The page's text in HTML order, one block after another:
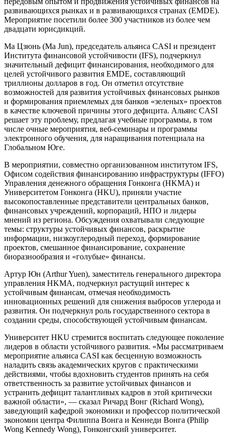
развивающихся рынках и в развивающихся странах (EMDE).
Мероприятие посетили более 300 участников из более чем
двадцати юрисдикций.
Ма Цзюнь (Ma Jun), председатель альянса CASI и президент
Института финансовой устойчивости (IFS), подчеркнул
значительный дефицит финансирования, необходимого для
целей устойчивого развития EMDE, составляющий
триллионы долларов в год. Он отметил отсутствие
возможностей для развития устойчивых финансовых рынков
и формирования приемлемых для банков «зеленых» проектов
в качестве ключевой причины этого дефицита. Альянс CASI
решает эту проблему, предлагая учебные программы, в том
числе очные мероприятия, веб-семинары и программы
электронного обучения, для наращивания потенциала на
Глобальном Юге.
В мероприятии, совместно организованном институтом IFS,
Офисом содействия финансированию инфраструктуры (IFFO)
Управления денежного обращения Гонконга (HKMA) и
Университетом Гонконга (HKU), приняли участие
высокопоставленные представители центральных банков,
финансовых учреждений, корпораций, НПО и лидеры
мнений из региона. Обсуждения охватывали следующие
темы: структуры устойчивых финансов, раскрытие
информации, низкоуглеродный переход, формирование
проектов, смешанное финансирование, сохранение
биоразнообразия и «голубые» финансы.
Артур Юн (Arthur Yuen), заместитель генерального директора
управления HKMA, подчеркнул растущий интерес к
устойчивым финансам, отмечая необходимость
инновационных решений для снижения выбросов углерода и
развития. Он подчеркнул роль государственного сектора в
создании среды, способствующей устойчивым финансам.
Университет HKU стремится воспитать следующее поколение
лидеров в области устойчивого развития. «Мы рассматриваем
мероприятие альянса CASI как бесценную возможность
наладить связь академических кругов с практическими
действиями, чтобы вдохновить студентов принять на себя
ответственность за развитие устойчивых финансов и
устранить дефицит талантливых кадров в этой критически
важной области», — сказал Ричард Вонг (Richard Wong),
заведующий кафедрой экономики и профессор политической
экономии центра Филиппа Вонга и Кеннеди Вонга (Philip
Wong Kennedy Wong), Гонконгский университет.